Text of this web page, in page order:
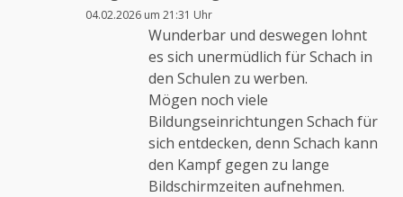
04.02.2026 um 21:31 Uhr
Wunderbar und deswegen lohnt
es sich unermüdlich für Schach in
den Schulen zu werben.
Mögen noch viele
Bildungseinrichtungen Schach für
sich entdecken, denn Schach kann
den Kampf gegen zu lange
Bildschirmzeiten aufnehmen.